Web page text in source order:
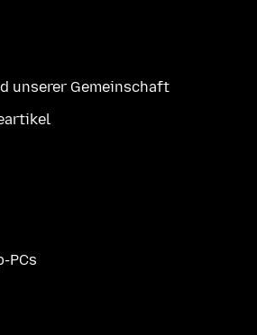
unserer Gemeinschaft
PCs